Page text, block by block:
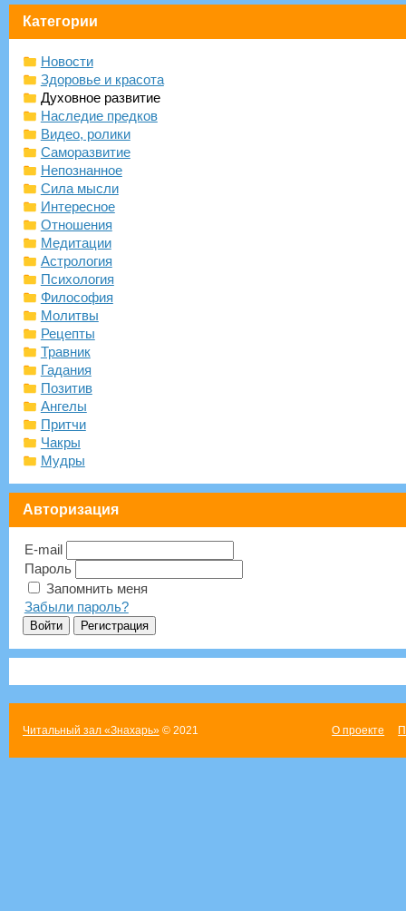
Категории
Новости
Здоровье и красота
Духовное развитие
Наследие предков
Видео, ролики
Саморазвитие
Непознанное
Сила мысли
Интересное
Отношения
Медитации
Астрология
Психология
Философия
Молитвы
Рецепты
Травник
Гадания
Позитив
Ангелы
Притчи
Чакры
Мудры
Авторизация
E-mail
Пароль
Запомнить меня
Забыли пароль?
Читальный зал «Знахарь»© 2021 О проекте